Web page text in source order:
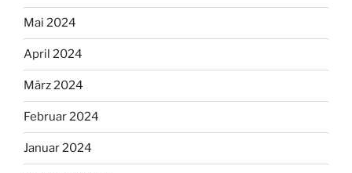
Mai 2024
April 2024
März 2024
Februar 2024
Januar 2024